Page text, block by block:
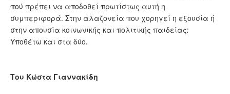
πού πρέπει να αποδοθεί πρωτίστως αυτή η
συμπεριφορά. Στην αλαζονεία που χορηγεί η εξουσία ή
στην απουσία κοινωνικής και πολιτικής παιδείας;
Υποθέτω και στα δύο.
Του Κώστα Γιαννακίδη